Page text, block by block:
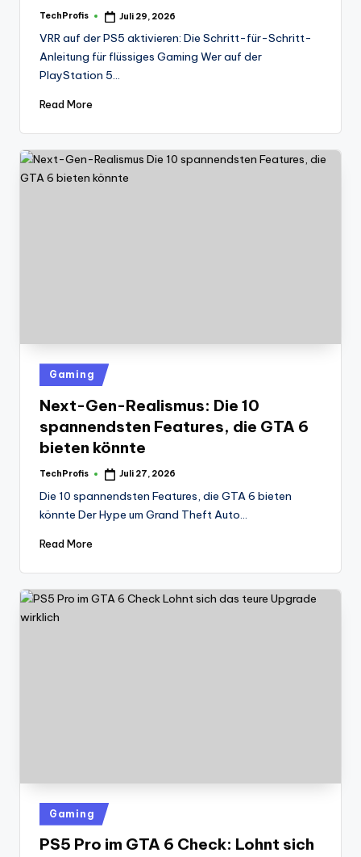
Posted
TechProfis Juli 29, 2026
VRR auf der PS5 aktivieren: Die Schritt-für-Schritt-
Anleitung für flüssiges Gaming Wer auf der
PlayStation 5…
Read More
Posted
in
Gaming
Next-Gen-Realismus: Die 10
spannendsten Features, die GTA 6
bieten könnte
Posted
TechProfis Juli 27, 2026
Die 10 spannendsten Features, die GTA 6 bieten
könnte Der Hype um Grand Theft Auto…
Read More
Posted
in
Gaming
PS5 Pro im GTA 6 Check: Lohnt sich